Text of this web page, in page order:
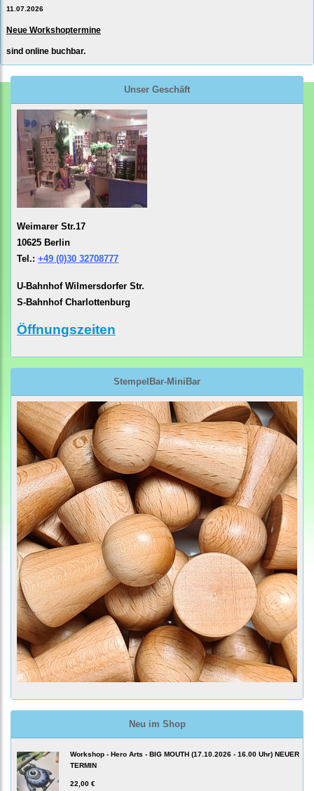
11.07.2026
Neue Workshoptermine
sind online buchbar.
Unser Geschäft
Weimarer Str.17
10625 Berlin
Tel.: +49 (0)30 32708777
U-Bahnhof Wilmersdorfer Str.
S-Bahnhof Charlottenburg
Öffnungszeiten
StempelBar-MiniBar
Neu im Shop
Workshop - Hero Arts - BIG MOUTH (17.10.2026 - 16.00 Uhr) NEUER
TERMIN
22,00 €